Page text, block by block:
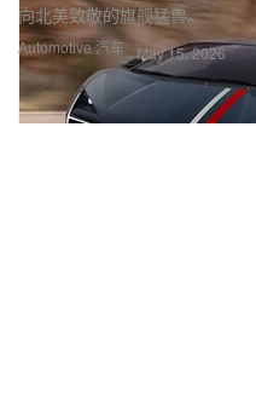
Automotive 汽车
向北美致敬的旗舰猛兽。
May 15, 2026